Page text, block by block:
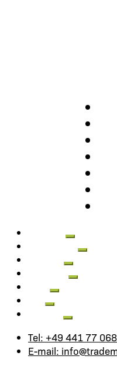
Tel: +49 441 77
E-mail: